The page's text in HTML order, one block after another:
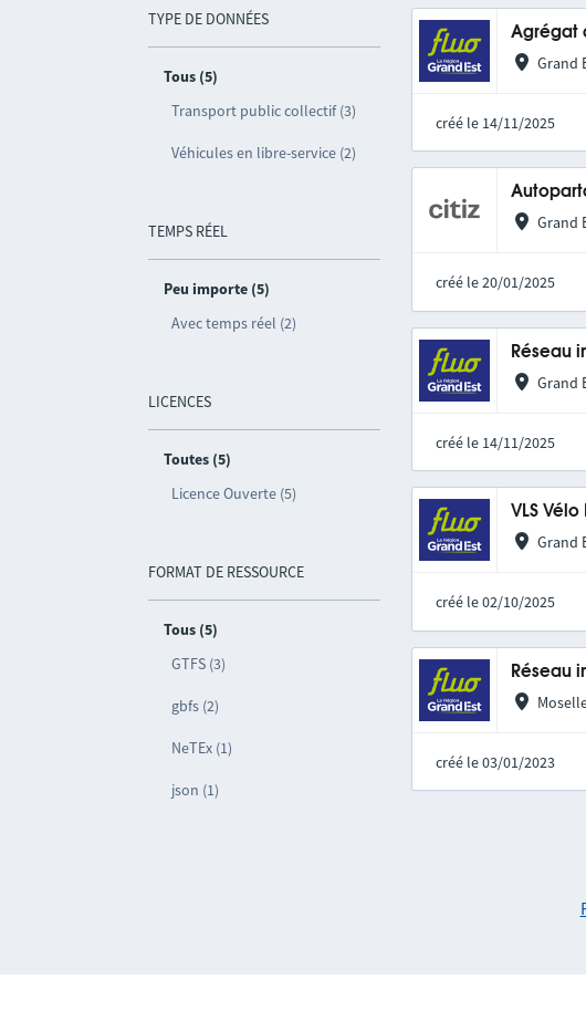
TYPE DE DONNÉES
Tous (5)
Transport public collectif (3)
Véhicules en libre-service (2)
TEMPS RÉEL
Peu importe (5)
Avec temps réel (2)
LICENCES
Toutes (5)
Licence Ouverte (5)
FORMAT DE RESSOURCE
Tous (5)
GTFS (3)
gbfs (2)
NeTEx (1)
json (1)
Agrégat
Grand
créé le 14/11/2025
Grand
créé le 20/01/2025
Réseau
Grand
créé le 14/11/2025
VLS
Grand
créé le 02/10/2025
Réseau
créé le 03/01/2023